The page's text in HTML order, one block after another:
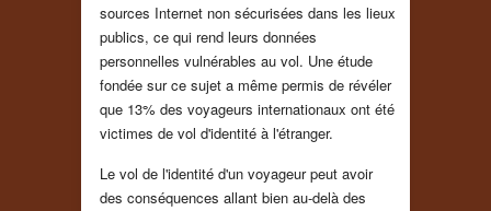
sources Internet non sécurisées dans les lieux
publics, ce qui rend leurs données
personnelles vulnérables au vol. Une étude
fondée sur ce sujet a même permis de révéler
que 13% des voyageurs internationaux ont été
victimes de vol d'identité à l'étranger.
Le vol de l'identité d'un voyageur peut avoir
des conséquences allant bien au-delà des